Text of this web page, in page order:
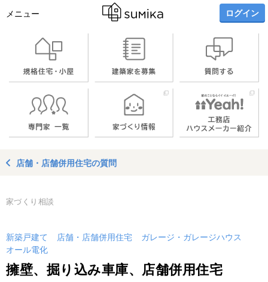
メニュー ログイン
店舗・店舗併用住宅の質問
家づくり相談
新築戸建て 店舗・店舗併用住宅
ガレージ・ガレージハウス
オール電化
擁壁、掘り込み車庫、店舗併用住宅